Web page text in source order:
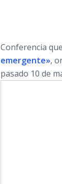
Conferencia
emergente»,
pasado 10 de